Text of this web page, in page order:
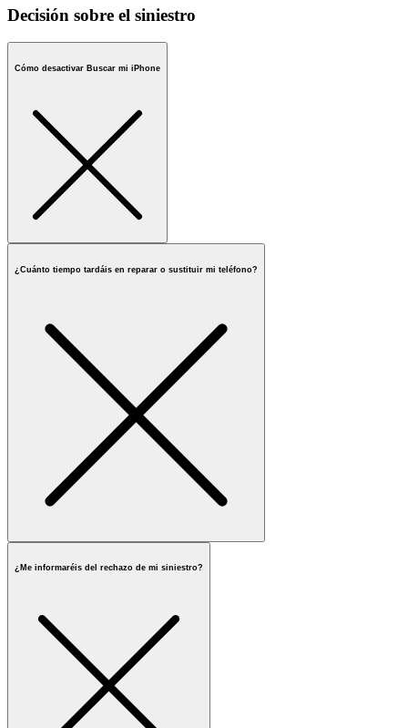
Decisión sobre el siniestro
Cómo desactivar Buscar mi iPhone
¿Cuánto tiempo tardáis en reparar o sustituir mi teléfono?
¿Me informaréis del rechazo de mi siniestro?